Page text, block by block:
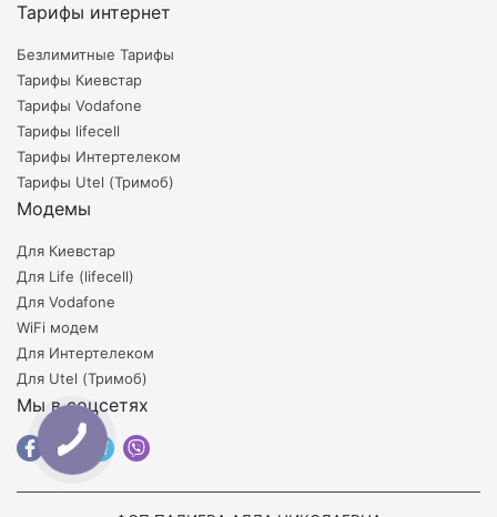
Тарифы интернет
Безлимитные Тарифы
Тарифы Киевстар
Тарифы Vodafone
Тарифы lifecell
Тарифы Интертелеком
Тарифы Utel (Тримоб)
Модемы
Для Киевстар
Для Life (lifecell)
Для Vodafone
WiFi модем
Для Интертелеком
Для Utel (Тримоб)
Мы в соцсетях